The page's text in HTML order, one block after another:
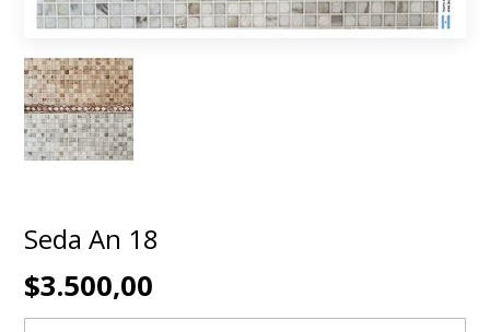
Seda An 18
$3.500,00